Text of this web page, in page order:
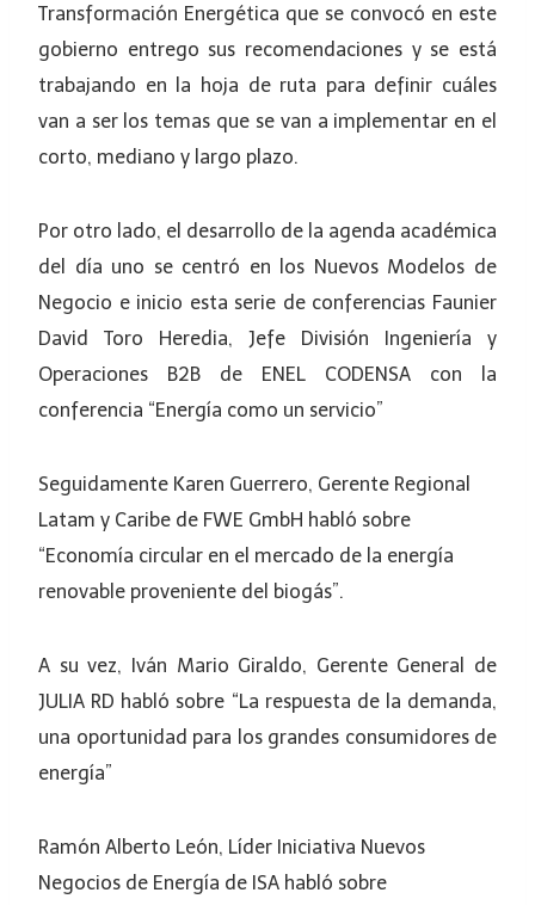
Transformación Energética que se convocó en este
gobierno entrego sus recomendaciones y se está
trabajando en la hoja de ruta para definir cuáles
van a ser los temas que se van a implementar en el
corto, mediano y largo plazo.
Por otro lado, el desarrollo de la agenda académica
del día uno se centró en los Nuevos Modelos de
Negocio e inicio esta serie de conferencias Faunier
David Toro Heredia, Jefe División Ingeniería y
Operaciones B2B de ENEL CODENSA con la
conferencia “Energía como un servicio”
Seguidamente Karen Guerrero, Gerente Regional
Latam y Caribe de FWE GmbH habló sobre
“Economía circular en el mercado de la energía
renovable proveniente del biogás”.
A su vez, Iván Mario Giraldo, Gerente General de
JULIA RD habló sobre “La respuesta de la demanda,
una oportunidad para los grandes consumidores de
energía”
Ramón Alberto León, Líder Iniciativa Nuevos
Negocios de Energía de ISA habló sobre